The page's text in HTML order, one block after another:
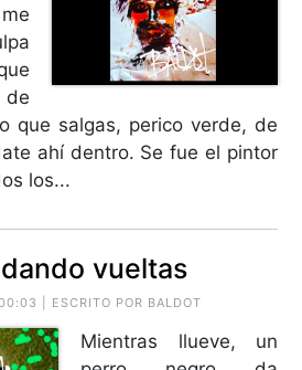
de
que salgas, perico verde, de
ahí dentro. Se fue el pintor
los...
vueltas
| ESCRITO POR BALDOT
Mientras llueve, un